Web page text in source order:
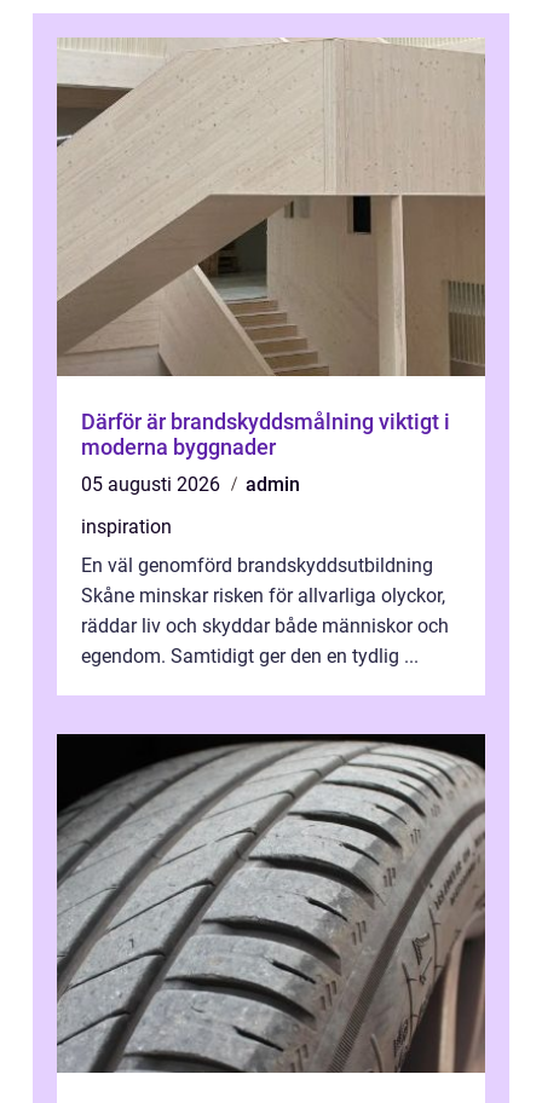
Därför är brandskyddsmålning viktigt i
moderna byggnader
05 augusti 2026
admin
inspiration
En väl genomförd brandskyddsutbildning
Skåne minskar risken för allvarliga olyckor,
räddar liv och skyddar både människor och
egendom. Samtidigt ger den en tydlig ...